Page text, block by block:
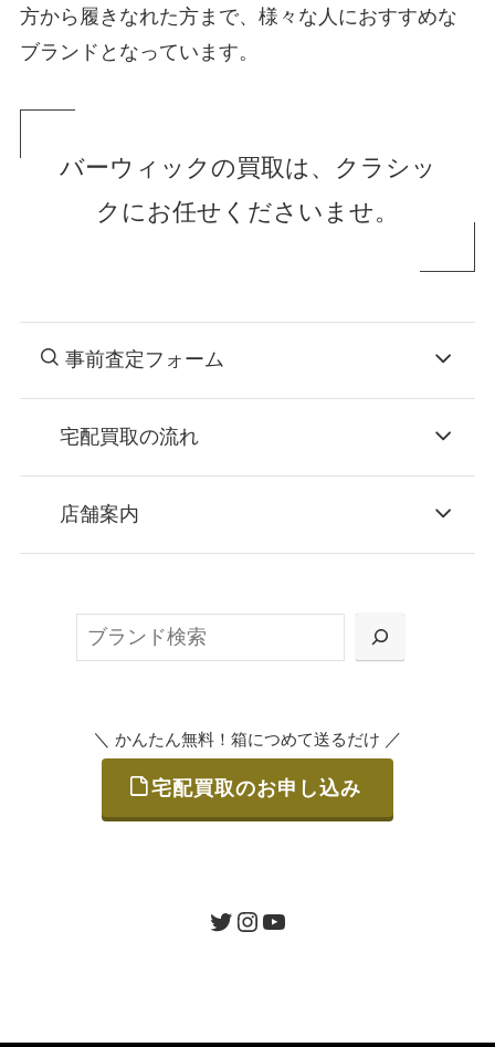
方から履きなれた方まで、様々な人におすすめな
ブランドとなっています。
バーウィックの買取は、クラシッ
クにお任せくださいませ。
事前査定フォーム
宅配買取の流れ
お申込み
または梱包材不要の「集荷申込」からお選び
ご発送
STEP
店舗案内
＼ かんたん無料！箱につめて送るだけ ／
宅配買取のお申し込み
ツイッターインスタグラムユーチューブ